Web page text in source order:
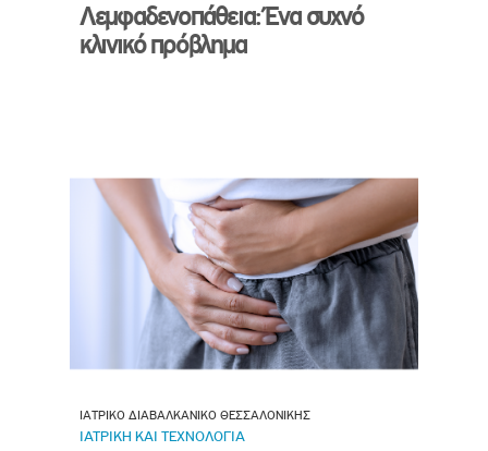
Λεμφαδενοπάθεια: Ένα συχνό
κλινικό πρόβλημα
ΙΑΤΡΙΚΟ ΔΙΑΒΑΛΚΑΝΙΚΟ ΘΕΣΣΑΛΟΝΙΚΗΣ
ΙΑΤΡΙΚΗ ΚΑΙ ΤΕΧΝΟΛΟΓΙΑ